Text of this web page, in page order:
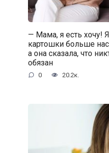
— Мама, я есть хочу!
картошки больше
а она сказала, что
обязан
0 20.2к.